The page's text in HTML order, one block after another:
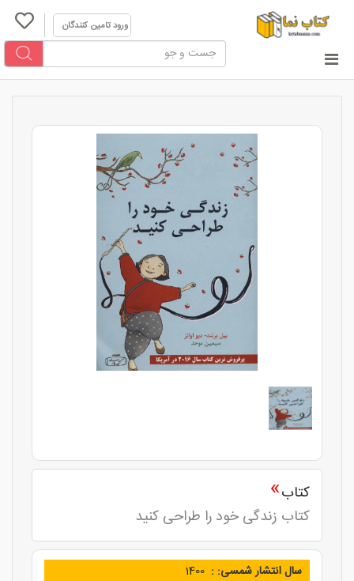
ورود تامین کنندگان
کتاب»
کتاب زندگی خود را طراحی کنید
سال انتشار شمسی: : 1400